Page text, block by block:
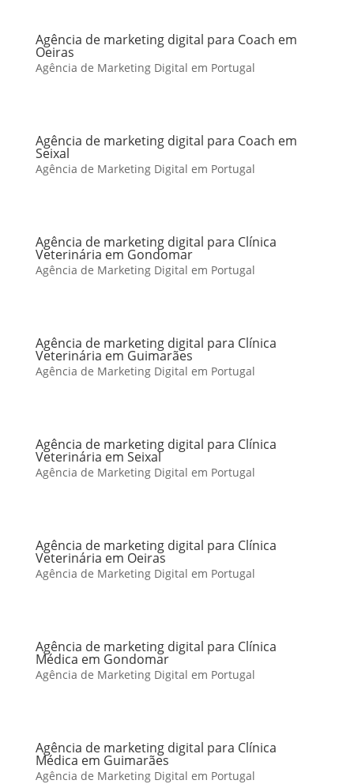
Agência de marketing digital para Coach em
Oeiras
Agência de Marketing Digital em Portugal
Agência de marketing digital para Coach em
Seixal
Agência de Marketing Digital em Portugal
Agência de marketing digital para Clínica
Veterinária em Gondomar
Agência de Marketing Digital em Portugal
Agência de marketing digital para Clínica
Veterinária em Guimarães
Agência de Marketing Digital em Portugal
Agência de marketing digital para Clínica
Veterinária em Seixal
Agência de Marketing Digital em Portugal
Agência de marketing digital para Clínica
Veterinária em Oeiras
Agência de Marketing Digital em Portugal
Agência de marketing digital para Clínica
Médica em Gondomar
Agência de Marketing Digital em Portugal
Agência de marketing digital para Clínica
Médica em Guimarães
Agência de Marketing Digital em Portugal